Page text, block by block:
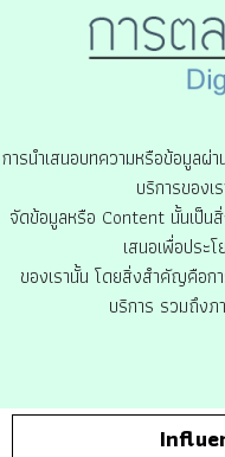
日本語
การนำเสนอบทความหรือข้อมูลผ่
บริการของเ
จัดข้อมูลหรือ Content นั้นเป็น
เสนอเพื่อประ
ของเรานั้น โดยสิ่งสำคัญคือ
บริการ รวมถึง